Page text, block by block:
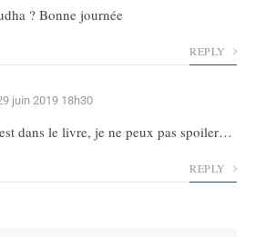
? Bonne journée
REPLY
juin 2019 18h30
dans le livre, je ne peux pas spoiler…
REPLY